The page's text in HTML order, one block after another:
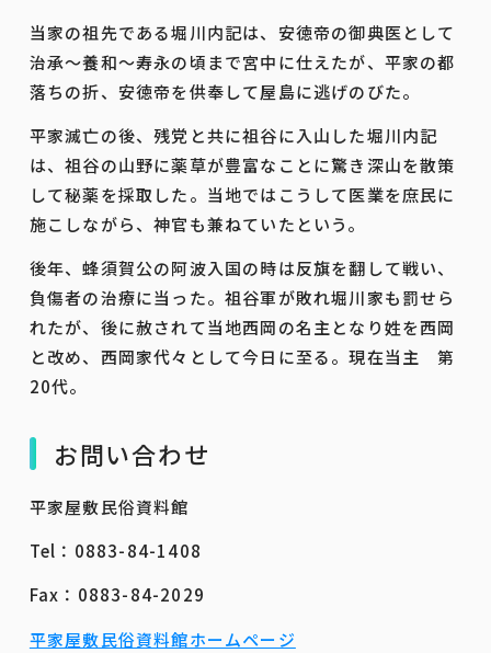
当家の祖先である堀川内記は、安徳帝の御典医として
治承～養和～寿永の頃まで宮中に仕えたが、平家の都
落ちの折、安徳帝を供奉して屋島に逃げのびた。
平家滅亡の後、残党と共に祖谷に入山した堀川内記
は、祖谷の山野に薬草が豊富なことに驚き深山を散策
して秘薬を採取した。当地ではこうして医業を庶民に
施こしながら、神官も兼ねていたという。
後年、蜂須賀公の阿波入国の時は反旗を翻して戦い、
負傷者の治療に当った。祖谷軍が敗れ堀川家も罰せら
れたが、後に赦されて当地西岡の名主となり姓を西岡
と改め、西岡家代々として今日に至る。現在当主 第
20代。
お問い合わせ
平家屋敷民俗資料館
Tel：0883-84-1408
Fax：0883-84-2029
平家屋敷民俗資料館ホームページ